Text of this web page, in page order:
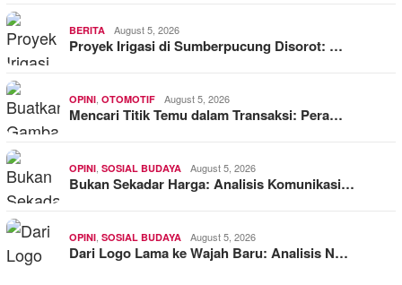
BERITA August 5, 2026
Proyek Irigasi di Sumberpucung Disorot: …
OPINI, OTOMOTIF August 5, 2026
Mencari Titik Temu dalam Transaksi: Pera…
OPINI, SOSIAL BUDAYA August 5, 2026
Bukan Sekadar Harga: Analisis Komunikasi…
OPINI, SOSIAL BUDAYA August 5, 2026
Dari Logo Lama ke Wajah Baru: Analisis N…